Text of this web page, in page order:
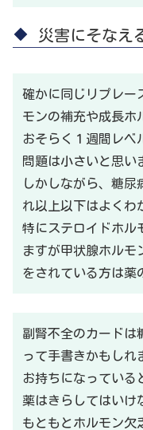
災害にそなえ
確かに同じリプレー
モンの補充や成長ホ
おそらく１週間レベ
問題は小さいと思い
しかしながら、糖尿
れ以上以下はよくわ
特にステロイドホル
ますが甲状腺ホルモ
をされている方は薬
副腎不全のカードは
って手書きかもしれ
お持ちになっている
薬はきらしてはいけ
もともとホルモン欠